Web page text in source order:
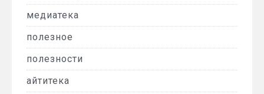
медиатека
полезное
полезности
айтитека